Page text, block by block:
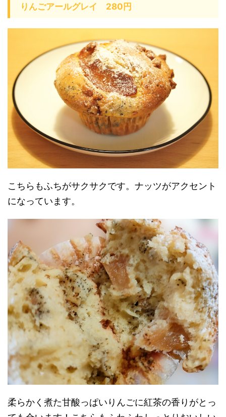
りんごアールグレイ 280円
こちらもふちがサクサクです。ナッツがアクセント
になっています。
柔らかく煮た甘酸っぱいりんごに紅茶の香りがとっ